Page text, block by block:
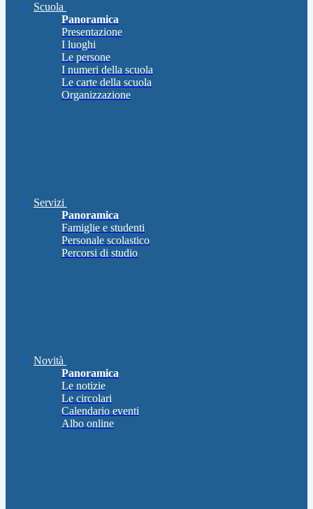
Scuola
Panoramica
Presentazione
I luoghi
Le persone
I numeri della scuola
Le carte della scuola
Organizzazione
Servizi
Panoramica
Famiglie e studenti
Personale scolastico
Percorsi di studio
Novità
Panoramica
Le notizie
Le circolari
Calendario eventi
Albo online